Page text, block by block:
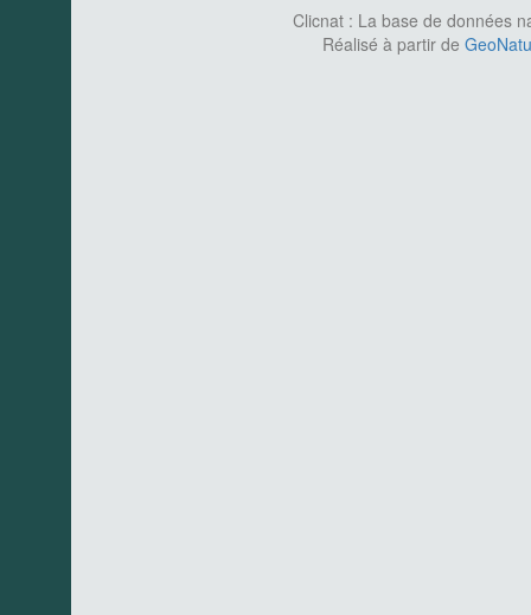
Clicnat : La base de données
Réalisé à partir de